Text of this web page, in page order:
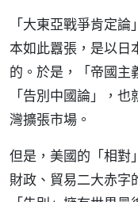
「大東亞戰爭肯定
本如此囂張，是以日
的。於是，「帝國主
「告別中國論」，
灣擴張市場。
但是，美國的「相對
財政、貿易二大赤字